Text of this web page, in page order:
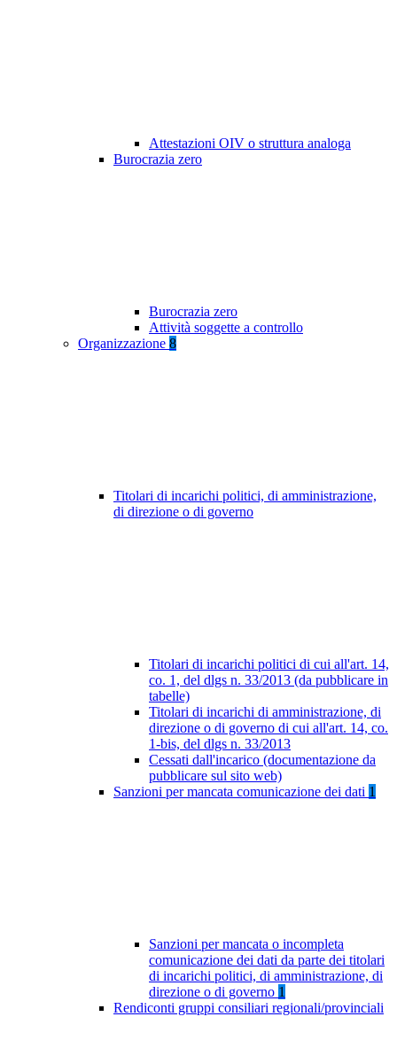
Attestazioni OIV o struttura analoga
Burocrazia zero
Burocrazia zero
Attività soggette a controllo
Organizzazione 8
Titolari di incarichi politici, di amministrazione,
di direzione o di governo
Titolari di incarichi politici di cui all'art. 14,
co. 1, del dlgs n. 33/2013 (da pubblicare in
tabelle)
Titolari di incarichi di amministrazione, di
direzione o di governo di cui all'art. 14, co.
1-bis, del dlgs n. 33/2013
Cessati dall'incarico (documentazione da
pubblicare sul sito web)
Sanzioni per mancata comunicazione dei dati 1
Sanzioni per mancata o incompleta
comunicazione dei dati da parte dei titolari
di incarichi politici, di amministrazione, di
direzione o di governo 1
Rendiconti gruppi consiliari regionali/provinciali